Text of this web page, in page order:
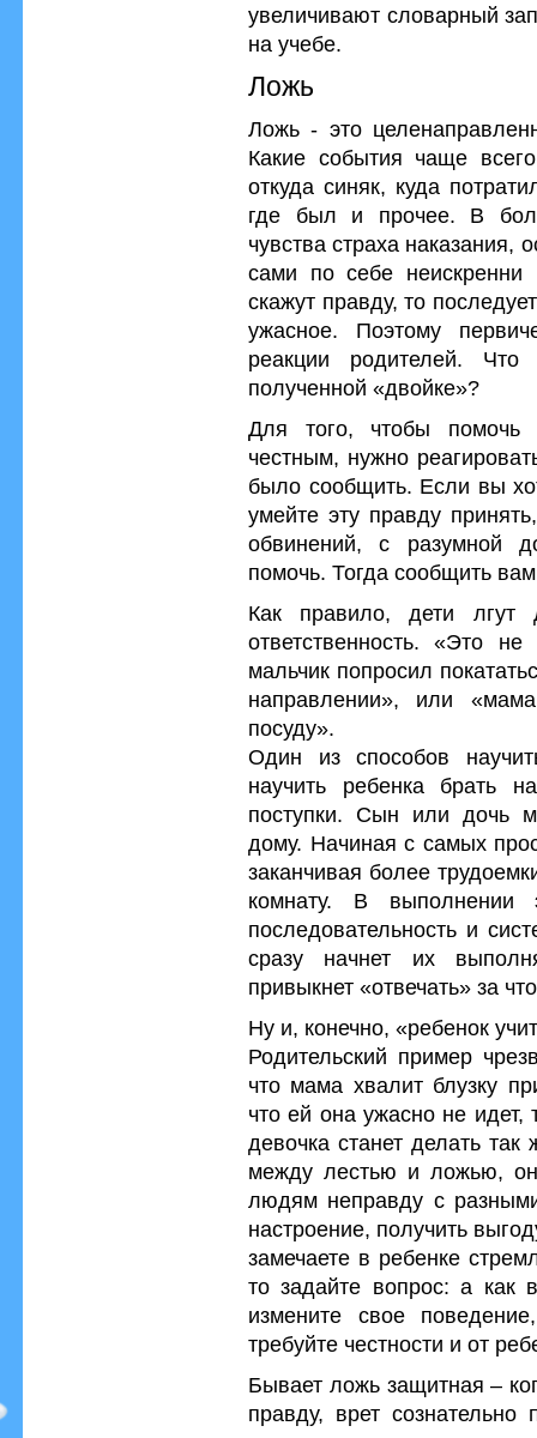
увеличивают словарный
на учебе.
Ложь
Ложь - это
Какие события чаще
откуда синяк, куда
где был и прочее. В
чувства страха наказания,
сами по себе
скажут правду, то
ужасное. Поэтому
реакции родителей.
полученной «двойке»?
Для того, чтобы помочь
честным, нужно
было сообщить. Если вы
умейте эту правду
обвинений, с разумной
помочь. Тогда сообщить
Как правило, дети
ответственность. «Это
мальчик попросил
направлении», или
посуду».
Один из способов
научить ребенка брать
поступки. Сын или дочь
дому. Начиная с самых
заканчивая более
комнату. В выполнении
последовательность и
сразу начнет их
привыкнет «отвечать» за
Ну и, конечно, «ребенок
Родительский пример
что мама хвалит блузку
что ей она ужасно не идет,
девочка станет делать
между лестью и ложью,
людям неправду с
настроение, получить
замечаете в ребенке
то задайте вопрос: а как
измените свое
требуйте честности и от
Бывает ложь защитная –
правду, врет сознательно